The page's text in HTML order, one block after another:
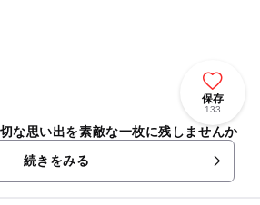
保存
133
な思い出を素敵な一枚に残しませんか
続きをみる